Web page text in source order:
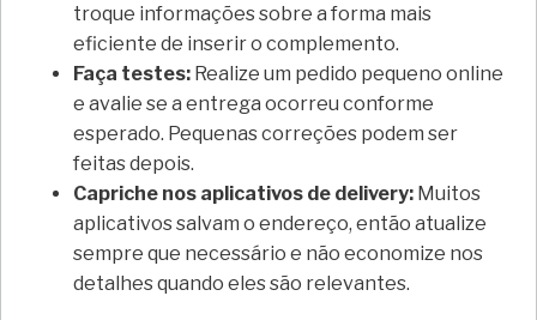
troque informações sobre a forma mais
eficiente de inserir o complemento.
Faça testes: Realize um pedido pequeno online
e avalie se a entrega ocorreu conforme
esperado. Pequenas correções podem ser
feitas depois.
Capriche nos aplicativos de delivery: Muitos
aplicativos salvam o endereço, então atualize
sempre que necessário e não economize nos
detalhes quando eles são relevantes.